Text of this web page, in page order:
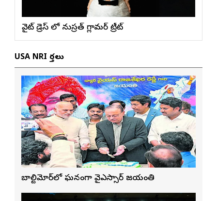
వైట్ డ్రెస్ లో నుస్ర‌త్ గ్లామ‌ర్ ట్రీట్
USA NRI వార్తలు
బాల్టిమోర్‌లో ఘనంగా వైఎస్సార్‌ జయంతి